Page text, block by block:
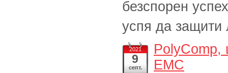
безспорен
успя да защити
2021
9
септ.
PolyComp,
EMC